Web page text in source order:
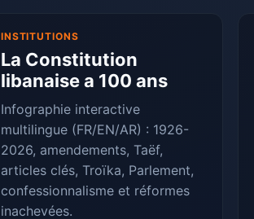
INSTITUTIONS
La Constitution
libanaise a 100 ans
Infographie interactive
multilingue (FR/EN/AR) : 1926-
2026, amendements, Taëf,
articles clés, Troïka, Parlement,
confessionnalisme et réformes
inachevées.